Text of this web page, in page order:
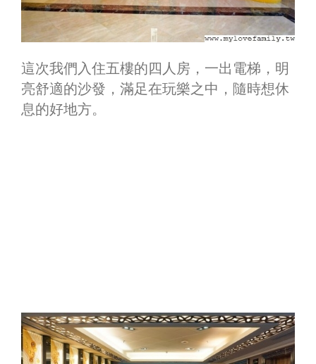
這次我們入住五樓的四人房，一出電梯，明
亮舒適的沙發，滿足在玩樂之中，隨時想休
息的好地方。